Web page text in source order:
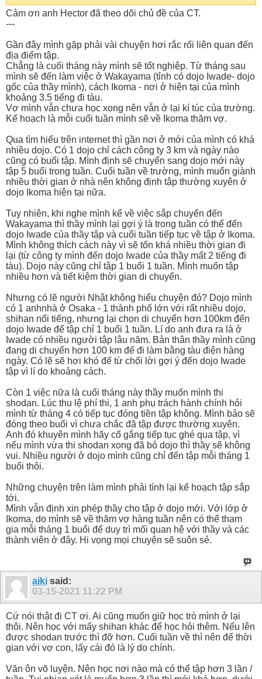
Cảm ơn anh Hector đã theo dõi chủ đề của CT.
---
Gần đây mình gặp phải vài chuyện hơi rắc rối liên quan đến
địa điểm tập.
Chẳng là cuối tháng này mình sẽ tốt nghiệp. Từ tháng sau
mình sẽ đến làm việc ở Wakayama (tỉnh có dojo Iwade- dojo
gốc của thầy mình), cách Ikoma - nơi ở hiện tại của mình
khoảng 3.5 tiếng đi tàu.
Vợ mình vẫn chưa học xong nên vẫn ở lại kí túc của trường.
Kế hoạch là mỗi cuối tuần mình sẽ về Ikoma thăm vợ.
Qua tìm hiểu trên internet thì gần nơi ở mới của mình có khá
nhiều dojo. Có 1 dojo chỉ cách công ty 3 km và ngày nào
cũng có buổi tập. Mình định sẽ chuyển sang dojo mới này
tập 5 buổi trong tuần. Cuối tuần về trường, mình muốn giành
nhiều thời gian ở nhà nên không định tập thường xuyên ở
dojo Ikoma hiện tại nữa.
Tuy nhiên, khi nghe mình kể về việc sắp chuyển đến
Wakayama thì thầy mình lại gợi ý là trong tuần có thể đến
dojo Iwade của thầy tập và cuối tuần tiếp tục về tập ở Ikoma.
Mình không thích cách này vì sẽ tốn khá nhiều thời gian đi
lại (từ công ty mình đến dojo Iwade của thầy mất 2 tiếng đi
tàu). Dojo này cũng chỉ tập 1 buổi 1 tuần. Mình muốn tập
nhiều hơn và tiết kiệm thời gian di chuyển.
Nhưng có lẽ người Nhật không hiểu chuyện đó? Dojo mình
có 1 anhnhà ở Osaka - 1 thành phố lớn với rất nhiều dojo,
shihan nổi tiếng, nhưng lại chọn di chuyển hơn 100km đến
dojo Iwade để tập chỉ 1 buổi 1 tuần. Lí do anh đưa ra là ở
Iwade có nhiều người tập lâu năm. Bản thân thầy mình cũng
đang di chuyển hơn 100 km để đi làm bằng tàu điện hàng
ngày. Có lẽ sẽ hơi khó để từ chối lời gợi ý đến dojo Iwade
tập vì lí do khoảng cách.
Còn 1 việc nữa là cuối tháng này thầy muốn mình thi
shodan. Lúc thu lệ phí thi, 1 anh phụ trách hành chính hỏi
mình từ tháng 4 có tiếp tục đóng tiền tập không. Mình bảo sẽ
đóng theo buổi vì chưa chắc đã tập được thường xuyên.
Anh đó khuyên mình hãy cố gắng tiếp tục ghé qua tập, vì
nếu mình vừa thi shodan xong đã bỏ dojo thì thầy sẽ không
vui. Nhiều người ở dojo mình cũng chỉ đến tập mỗi tháng 1
buổi thôi.
Những chuyện trên làm mình phải tính lại kế hoạch tập sắp
tới.
Mình vẫn định xin phép thầy cho tập ở dojo mới. Với lớp ở
Ikoma, do mình sẽ về thăm vợ hàng tuần nên có thể tham
gia mỗi tháng 1 buổi để duy trì mối quan hệ với thầy và các
thành viên ở đây. Hi vọng mọi chuyện sẽ suôn sẻ.
aiki said:
03-15-2021 11:22 PM
Cứ nói thật đi CT ơi. Ai cũng muốn giữ học trò mình ở lại
thôi. Nên học với mấy shihan khác để học hỏi thêm. Nếu lên
được shodan trước thì đỡ hơn. Cuối tuần về thì nên để thời
gian với vợ con, lấy cái đó là lý do chính.
Văn ôn võ luyện. Nên học nơi nào mà có thể tập hơn 3 lần /